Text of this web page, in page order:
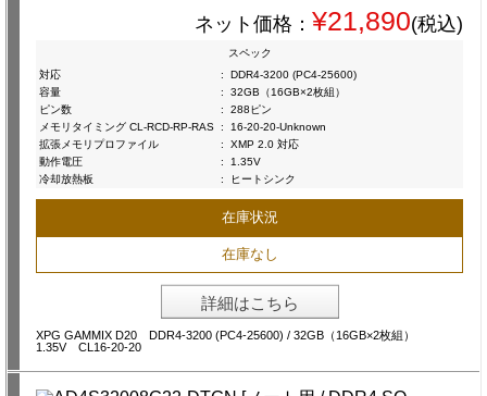
ネット価格： ¥21,890(税込)
スペック
対応
:
DDR4-3200 (PC4-25600)
容量
:
32GB（16GB×2枚組）
ピン数
:
288ピン
メモリタイミング CL-RCD-RP-RAS :
16-20-20-Unknown
拡張メモリプロファイル
:
XMP 2.0 対応
動作電圧
:
1.35V
冷却放熱板
: ヒートシンク
在庫状況
在庫なし
詳細はこちら
XPG GAMMIX D20 DDR4-3200 (PC4-25600) / 32GB（16GB×2枚組）
1.35V CL16-20-20